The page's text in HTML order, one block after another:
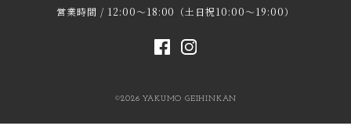
営業時間 / 12:00～18:00（土日祝10:00～19:00）
©2026 YAKUMO GEIHINKAN